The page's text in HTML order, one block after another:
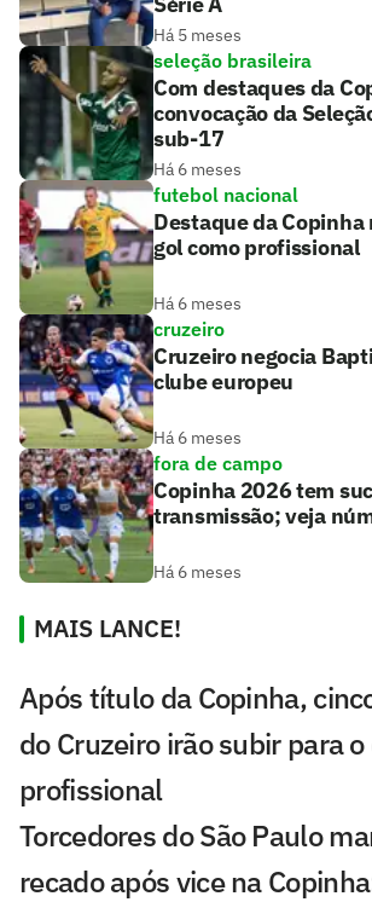
Há 5 meses
seleção brasileira
Com destaques da
convocação da
sub-17
Há 6 meses
futebol nacional
Destaque da
gol como profissional
Há 6 meses
cruzeiro
Cruzeiro negocia
clube europeu
Há 6 meses
fora de campo
Copinha 2026 tem
transmissão; veja
Há 6 meses
MAIS LANCE!
Após título da Copinha,
do Cruzeiro irão subir para
profissional
Torcedores do São Paulo
recado após vice na